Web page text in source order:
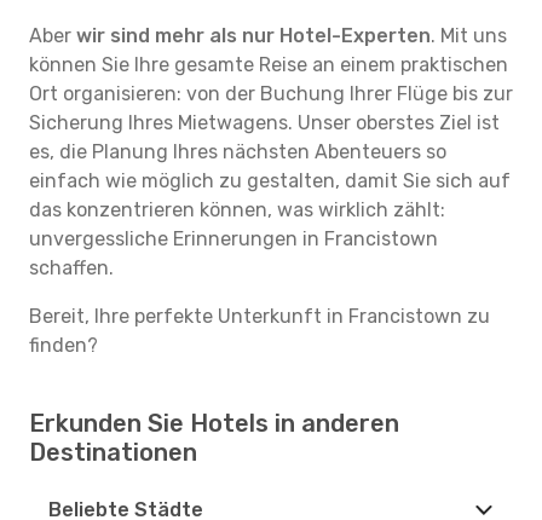
Aber wir sind mehr als nur Hotel-Experten. Mit uns
können Sie Ihre gesamte Reise an einem praktischen
Ort organisieren: von der Buchung Ihrer Flüge bis zur
Sicherung Ihres Mietwagens. Unser oberstes Ziel ist
es, die Planung Ihres nächsten Abenteuers so
einfach wie möglich zu gestalten, damit Sie sich auf
das konzentrieren können, was wirklich zählt:
unvergessliche Erinnerungen in Francistown
schaffen.
Bereit, Ihre perfekte Unterkunft in Francistown zu
finden?
Erkunden Sie Hotels in anderen
Destinationen
Beliebte Städte